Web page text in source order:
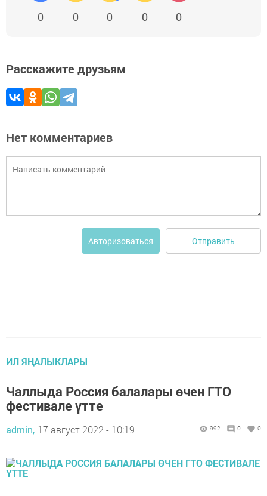
0 0 0 0 0
Расскажите друзьям
Нет комментариев
Авторизоваться Отправить
ИЛ ЯҢАЛЫКЛАРЫ
Чаллыда Россия балалары өчен ГТО
фестивале үтте
admin, 17 август 2022 - 10:19 992 0 0